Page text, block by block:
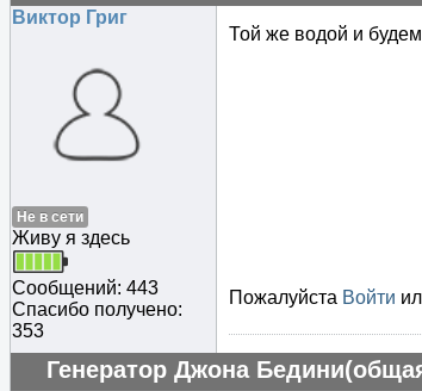
Виктор Григ
Не в сети
Живу я здесь
Сообщений: 443
Спасибо получено:
353
Той же водой и
Пожалуйста Войти
Генератор Джона